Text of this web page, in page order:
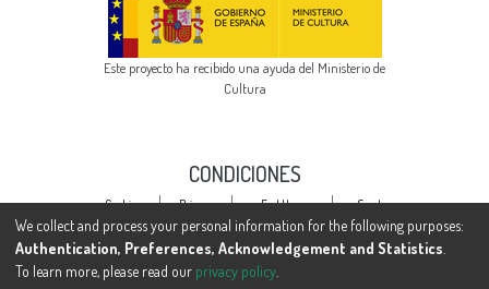
Este proyecto ha recibido una ayuda del Ministerio de
Cultura
CONDICIONES
Cookie
settings
Privacy
policy
End User
Agreement
Send
Feedback
We collect and process your personal information for the following purposes:
Authentication, Preferences, Acknowledgement and Statistics
To learn more, please read our privacy policy